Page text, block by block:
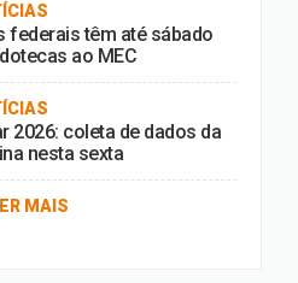
federais têm até sábado
ao MEC
2026: coleta de dados da
nesta sexta
MAIS